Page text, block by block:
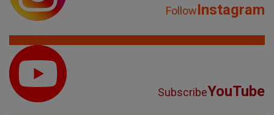
FollowInstagram
SubscribeYouTube